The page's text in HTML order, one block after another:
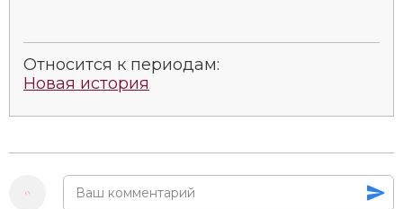
Относится к периодам:
Новая история